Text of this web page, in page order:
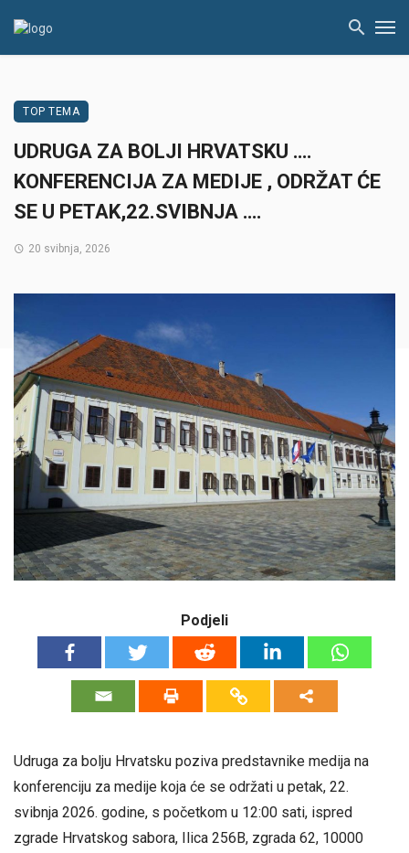
TOP TEMA
UDRUGA ZA BOLJI HRVATSKU ….
KONFERENCIJA ZA MEDIJE , ODRŽAT ĆE
SE U PETAK,22.SVIBNJA ….
20 svibnja, 2026
Podjeli
Udruga za bolju Hrvatsku poziva predstavnike medija na
konferenciju za medije koja će se održati u petak, 22.
svibnja 2026. godine, s početkom u 12:00 sati, ispred
zgrade Hrvatskog sabora, Ilica 256B, zgrada 62, 10000